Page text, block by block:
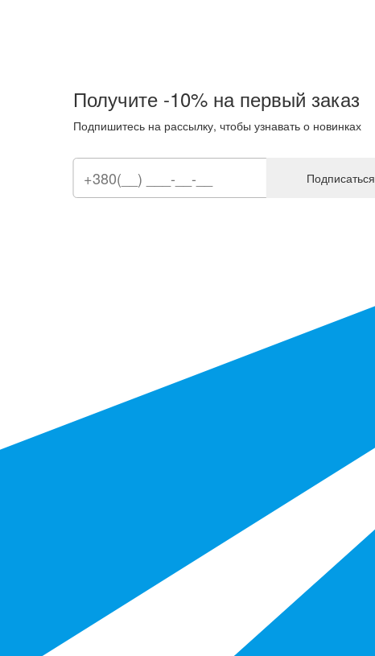
Получите -10% на первый заказ
Подпишитесь на рассылку, чтобы узнавать о новинках
Подписаться